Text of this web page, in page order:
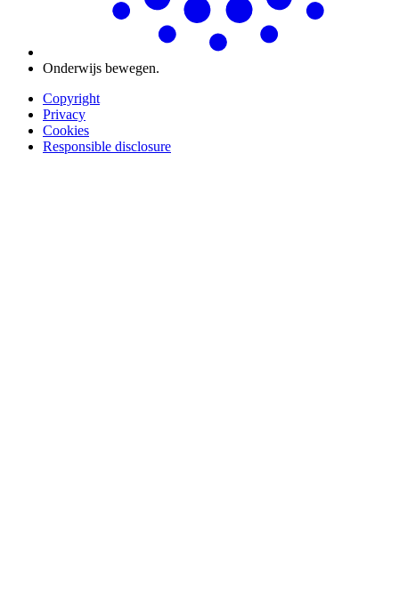
Onderwijs bewegen.
Copyright
Privacy
Cookies
Responsible disclosure